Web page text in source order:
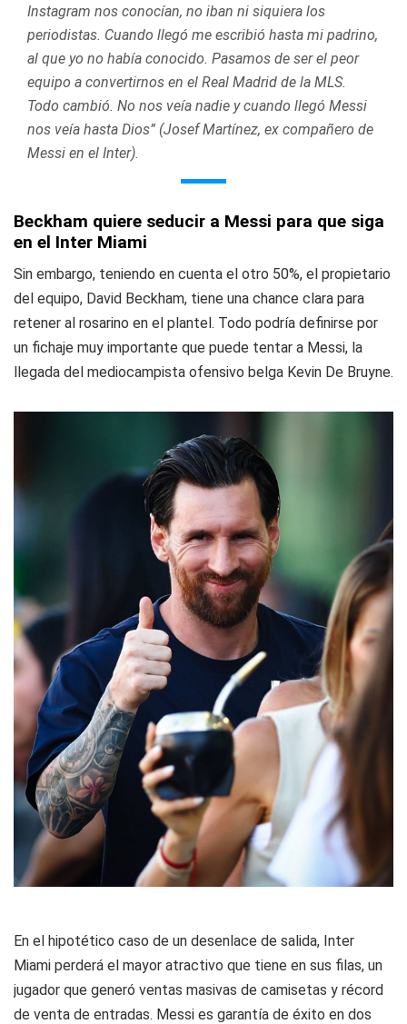
Instagram nos conocían, no iban ni siquiera los
periodistas. Cuando llegó me escribió hasta mi padrino,
al que yo no había conocido. Pasamos de ser el peor
equipo a convertirnos en el Real Madrid de la MLS.
Todo cambió. No nos veía nadie y cuando llegó Messi
nos veía hasta Dios” (Josef Martínez, ex compañero de
Messi en el Inter).
Beckham quiere seducir a Messi para que siga
en el Inter Miami
Sin embargo, teniendo en cuenta el otro 50%, el propietario
del equipo, David Beckham, tiene una chance clara para
retener al rosarino en el plantel. Todo podría definirse por
un fichaje muy importante que puede tentar a Messi, la
llegada del mediocampista ofensivo belga Kevin De Bruyne.
En el hipotético caso de un desenlace de salida, Inter
Miami perderá el mayor atractivo que tiene en sus filas, un
jugador que generó ventas masivas de camisetas y récord
de venta de entradas. Messi es garantía de éxito en dos